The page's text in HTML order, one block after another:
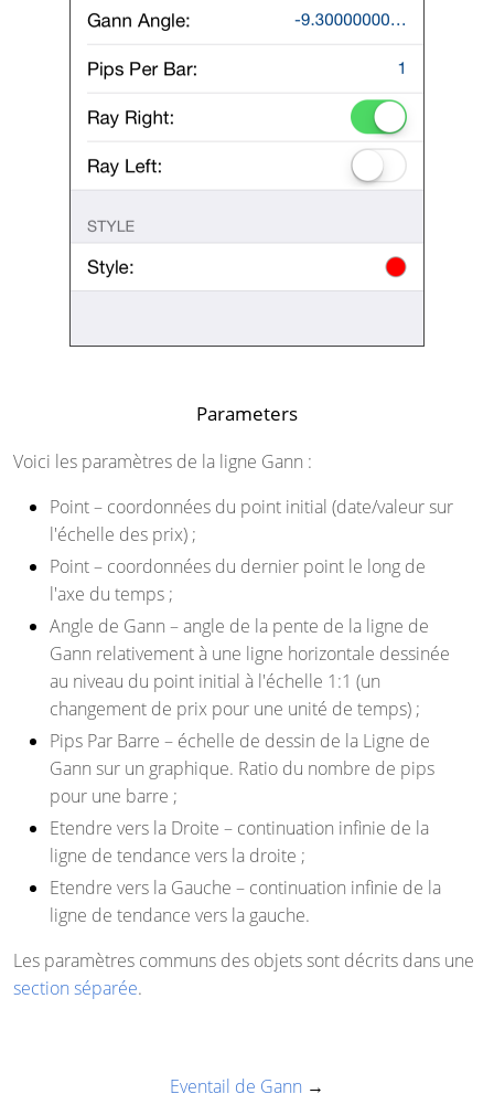
Parameters
Voici les paramètres de la ligne Gann :
Point– coordonnées du point initial (date/valeur sur
l'échelle des prix) ;
Point– coordonnées du dernier point le long de
l'axe du temps ;
Angle de Gann – angle de la pente de la ligne de
Gann relativement à une ligne horizontale dessinée
au niveau du point initial à l'échelle 1:1 (un
changement de prix pour une unité de temps) ;
Pips Par Barre – échelle de dessin de la Ligne de
Gann sur un graphique. Ratio du nombre de pips
pour une barre ;
Etendre vers la Droite – continuation infinie de la
ligne de tendance vers la droite ;
Etendre vers la Gauche – continuation infinie de la
ligne de tendance vers la gauche.
Les paramètres communs des objets sont décrits dans une
section séparée.
Eventail de Gann →